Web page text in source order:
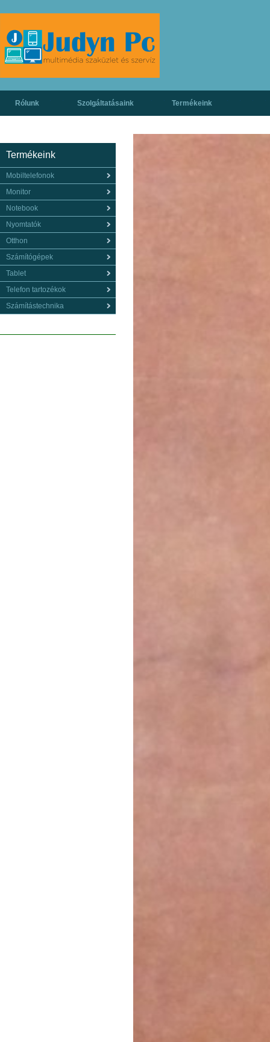
Rólunk Szolgáltatásaink Termékeink
Termékeink
Mobiltelefonok
Monitor
Notebook
Nyomtatók
Otthon
Számítógépek
Tablet
Telefon tartozékok
Számítástechnika